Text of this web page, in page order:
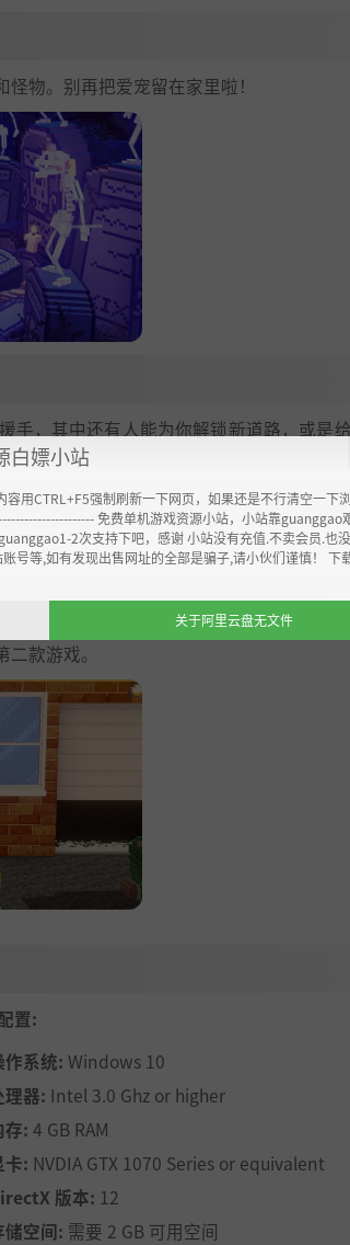
物。别再把爱宠留在家里啦！
手，其中还有人能为你解锁新道路，或是
款游戏。
置:
作系统: Windows 10
理器: Intel 3.0 Ghz or higher
存: 4 GB RAM
卡: NVDIA GTX 1070 Series or equivalent
版本: 12
储空间: 需要 2 GB 可用空间
白嫖小站
容用CTRL+F5强制刷新一下网页，如果还是不行清空一下
免费单机游戏资源小站，小站靠guanggao
2次支持下吧，感谢 小站没有充值.不卖会员.也
号等,如有发现出售网址的全部是骗子,请小伙们谨慎！ 下
关于阿里云盘无文件